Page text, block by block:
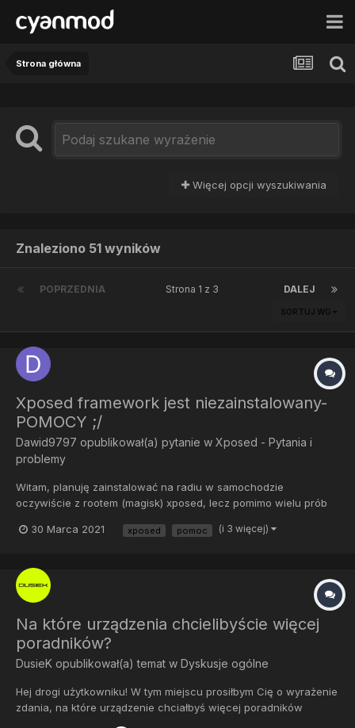
Strona główna
Więcej opcji wyszukiwania
Znaleziono 51 wyników
POPRZEDNIA DALEJ
Strona 1 z 3
SORTUJ WG
Xposed framework jest niezainstalowany-
POMOCY ;/
Dawid9797 opublikował(a) pytanie w Xposed - Pytania i
problemy
Witam, planuję zainstalować na radiu w samochodzie
oczywiście z rootem (magisk) xposed, lecz pomimo wielu prób
tylko jezyk. Jak instaluje: 1.Pobieram w magisk riru (próbowałem
30 Marca 2021 xposed pomoc (i 3 więcej)
Na które urządzenia chcielibyście więcej
poradników?
DusieK opublikował(a) temat w Dyskusje ogólne
Hej drogi użytkowniku! W tym miejscu prosiłbym Cię o wyrażenie
zdania, na które urządzenie chciałbyś więcej poradników